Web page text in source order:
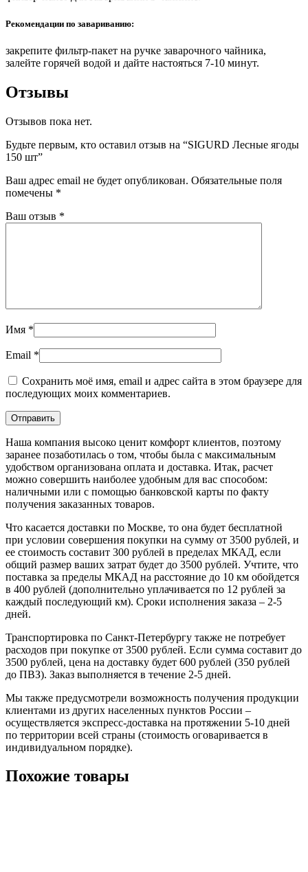
Рекомендации по завариванию:
закрепите фильтр-пакет на ручке заварочного чайника,
залейте горячей водой и дайте настояться 7-10 минут.
Отзывы
Отзывов пока нет.
Будьте первым, кто оставил отзыв на “SIGURD Лесные ягоды
150 шт”
Ваш адрес email не будет опубликован. Обязательные поля
помечены *
Ваш отзыв *
Имя *
Email *
Сохранить моё имя, email и адрес сайта в этом браузере для
последующих моих комментариев.
Наша компания высоко ценит комфорт клиентов, поэтому
заранее позаботилась о том, чтобы была с максимальным
удобством организована оплата и доставка. Итак, расчет
можно совершить наиболее удобным для вас способом:
наличными или с помощью банковской карты по факту
получения заказанных товаров.
Что касается доставки по Москве, то она будет бесплатной
при условии совершения покупки на сумму от 3500 рублей, и
ее стоимость составит 300 рублей в пределах МКАД, если
общий размер ваших затрат будет до 3500 рублей. Учтите, что
поставка за пределы МКАД на расстояние до 10 км обойдется
в 400 рублей (дополнительно уплачивается по 12 рублей за
каждый последующий км). Сроки исполнения заказа – 2-5
дней.
Транспортировка по Санкт-Петербургу также не потребует
расходов при покупке от 3500 рублей. Если сумма составит до
3500 рублей, цена на доставку будет 600 рублей (350 рублей
до ПВЗ). Заказ выполняется в течение 2-5 дней.
Мы также предусмотрели возможность получения продукции
клиентами из других населенных пунктов России –
осуществляется экспресс-доставка на протяжении 5-10 дней
по территории всей страны (стоимость оговаривается в
индивидуальном порядке).
Похожие товары